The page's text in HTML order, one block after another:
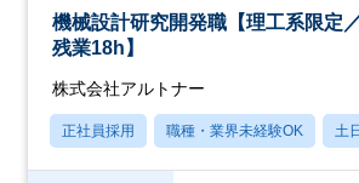
機械設計研究開発職【理工系限定
残業18h】
株式会社アルトナー
正社員採用 職種・業界未経験OK 土